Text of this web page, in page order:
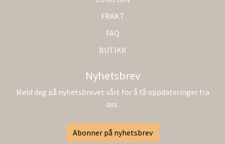
FRAKT
FAQ
BUTIKK
Nyhetsbrev
Meld deg på nyhetsbrevet vårt for å få oppdateringer fra
oss.
Abonner på nyhetsbrev